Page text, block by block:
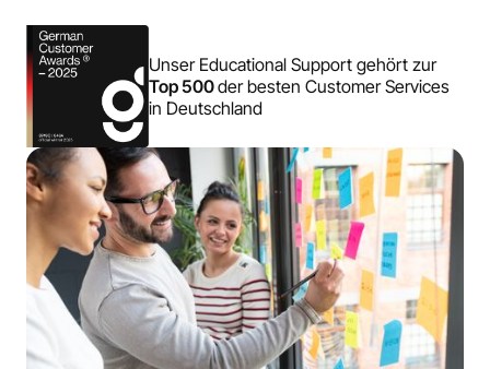
Unser Educational Support gehört zur
Top 500der besten Customer Services
in Deutschland